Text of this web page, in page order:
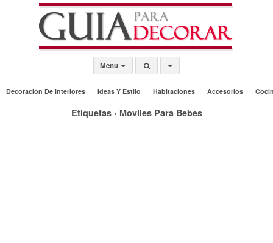
Menu
Decoracion De Interiores Ideas Y Estilo Habitaciones Accesorios
Etiquetas › Moviles Para Bebes